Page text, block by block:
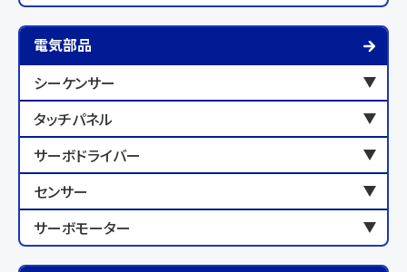
電気部品
シーケンサー
タッチパネル
サーボドライバー
センサー
サーボモーター